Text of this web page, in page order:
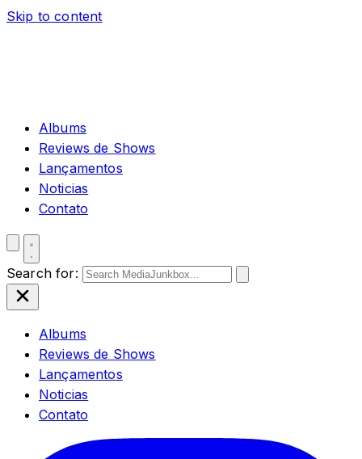
Skip to content
Albums
Reviews de Shows
Lançamentos
Noticias
Contato
Search for:
Albums
Reviews de Shows
Lançamentos
Noticias
Contato